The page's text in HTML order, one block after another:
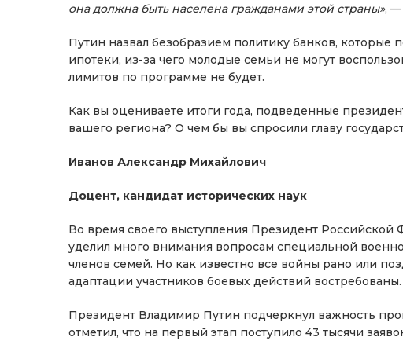
она должна быть населена гражданами этой страны», —
Путин назвал безобразием политику банков, которые
ипотеки, из-за чего молодые семьи не могут
лимитов по программе не будет.
Как вы оцениваете итоги года, подведенные
вашего региона? О чем бы вы спросили главу
Иванов Александр Михайлович
Доцент, кандидат исторических наук
Во время своего выступления Президент
уделил много внимания вопросам специальной
членов семей. Но как известно все войны рано или
адаптации участников боевых действий востребованы.
Президент Владимир Путин подчеркнул важность
отметил, что на первый этап поступило 43 тысячи